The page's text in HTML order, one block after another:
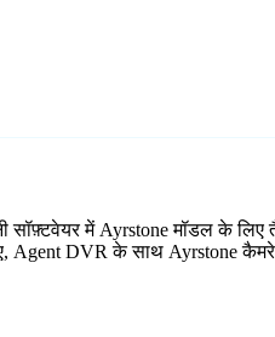
में Ayrstone मॉडल के
Agent DVR के साथ Ayrstone कैमरे